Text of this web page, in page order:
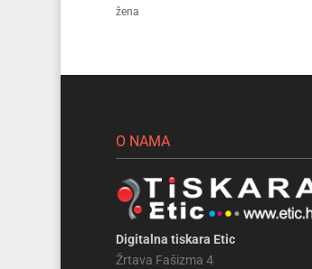
žena
O NAMA
Digitalna tiskara Etic
Žrtava Fašizma 4